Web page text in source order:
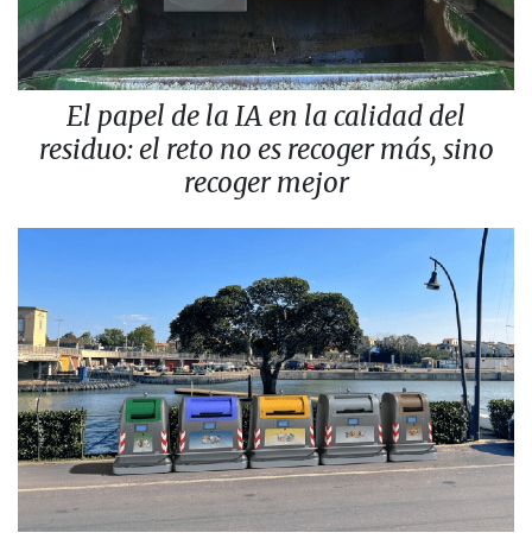
El papel de la IA en la calidad del
residuo: el reto no es recoger más, sino
recoger mejor